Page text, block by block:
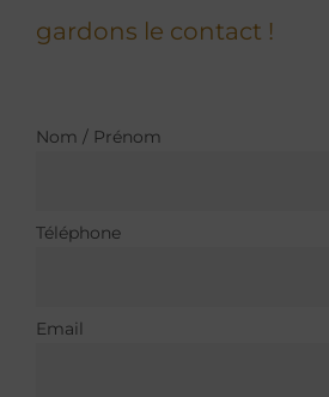
gardons le contact !
Nom / Prénom
Téléphone
Email